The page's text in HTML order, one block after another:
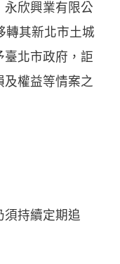
永欣興業有限公
轉其新北市土城
臺北市政府，詎
及權益等情案之
須持續定期追